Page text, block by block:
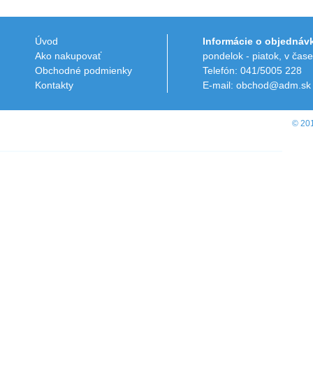
Úvod
Ako nakupovať
Obchodné podmienky
Kontakty
Informácie o
pondelok - piatok, v
Telefón: 041/5005 228
E-mail: obchod@adm.sk
©